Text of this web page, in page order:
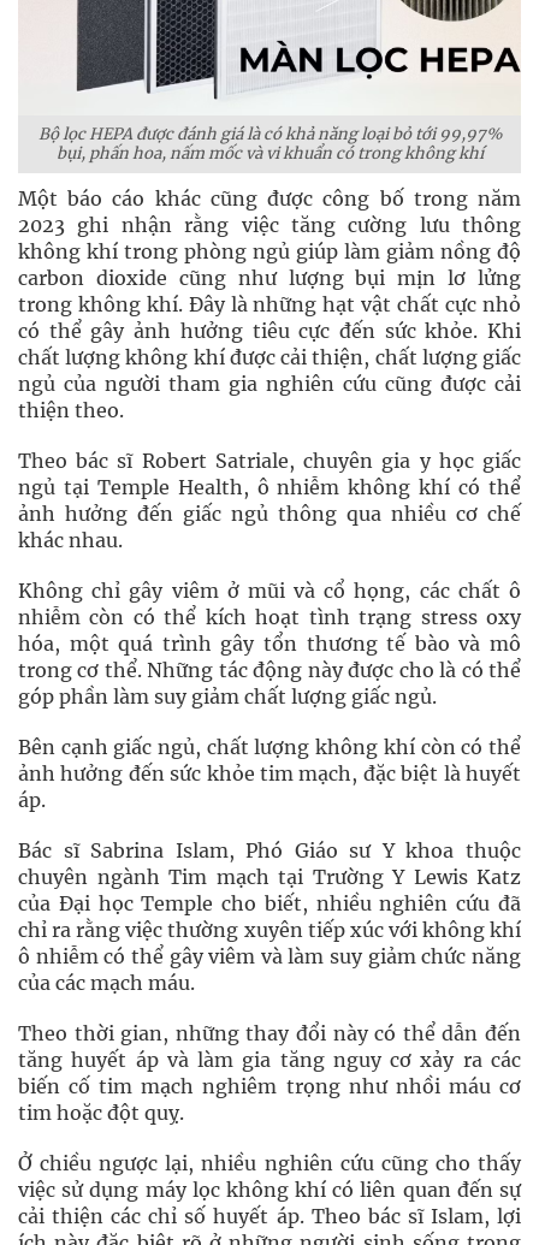
Bộ lọc HEPA được đánh giá là có khả năng loại bỏ tới 99,97%
bụi, phấn hoa, nấm mốc và vi khuẩn có trong không khí
Một báo cáo khác cũng được công bố trong năm
2023 ghi nhận rằng việc tăng cường lưu thông
không khí trong phòng ngủ giúp làm giảm nồng độ
carbon dioxide cũng như lượng bụi mịn lơ lửng
trong không khí. Đây là những hạt vật chất cực nhỏ
có thể gây ảnh hưởng tiêu cực đến sức khỏe. Khi
chất lượng không khí được cải thiện, chất lượng giấc
ngủ của người tham gia nghiên cứu cũng được cải
thiện theo.
Theo bác sĩ Robert Satriale, chuyên gia y học giấc
ngủ tại Temple Health, ô nhiễm không khí có thể
ảnh hưởng đến giấc ngủ thông qua nhiều cơ chế
khác nhau.
Không chỉ gây viêm ở mũi và cổ họng, các chất ô
nhiễm còn có thể kích hoạt tình trạng stress oxy
hóa, một quá trình gây tổn thương tế bào và mô
trong cơ thể. Những tác động này được cho là có thể
góp phần làm suy giảm chất lượng giấc ngủ.
Bên cạnh giấc ngủ, chất lượng không khí còn có thể
ảnh hưởng đến sức khỏe tim mạch, đặc biệt là huyết
áp.
Bác sĩ Sabrina Islam, Phó Giáo sư Y khoa thuộc
chuyên ngành Tim mạch tại Trường Y Lewis Katz
của Đại học Temple cho biết, nhiều nghiên cứu đã
chỉ ra rằng việc thường xuyên tiếp xúc với không khí
ô nhiễm có thể gây viêm và làm suy giảm chức năng
của các mạch máu.
Theo thời gian, những thay đổi này có thể dẫn đến
tăng huyết áp và làm gia tăng nguy cơ xảy ra các
biến cố tim mạch nghiêm trọng như nhồi máu cơ
tim hoặc đột quỵ.
Ở chiều ngược lại, nhiều nghiên cứu cũng cho thấy
việc sử dụng máy lọc không khí có liên quan đến sự
cải thiện các chỉ số huyết áp. Theo bác sĩ Islam, lợi